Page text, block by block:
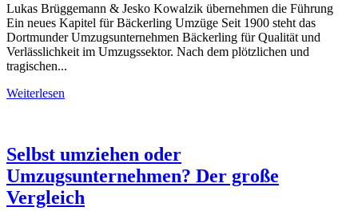
Lukas Brüggemann & Jesko Kowalzik übernehmen die Führung
Ein neues Kapitel für Bäckerling Umzüge Seit 1900 steht das
Dortmunder Umzugsunternehmen Bäckerling für Qualität und
Verlässlichkeit im Umzugssektor. Nach dem plötzlichen und
tragischen...
Weiterlesen
Selbst umziehen oder
Umzugsunternehmen? Der große
Vergleich